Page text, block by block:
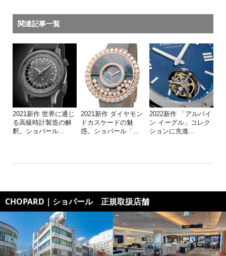
関連記事一覧
2021新作 世界に通じ
る高級時計製造の解
釈。ショパール...
2021新作 ダイヤモン
ドカスケードの魅
惑。ショパール「...
2022新作 「アルパイ
ン イーグル」コレク
ションに先進...
CHOPARD｜ショパール 正規取扱店舗